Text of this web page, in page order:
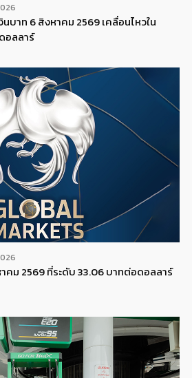
บาท 6 สิงหาคม 2569 เคลื่อนไหวใน
อลลาร์
คม 2569 ที่ระดับ 33.06 บาทต่อดอลลาร์